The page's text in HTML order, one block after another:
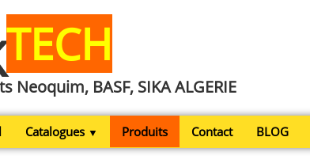
TECH
Neoquim, BASF, SIKA ALGERIE
Catalogues ▼ Produits Contact BLOG